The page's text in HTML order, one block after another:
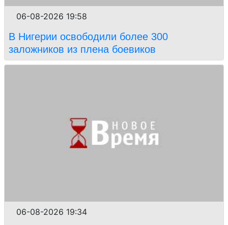
06-08-2026 19:58
В Нигерии освободили более 300
заложников из плена боевиков
06-08-2026 19:34